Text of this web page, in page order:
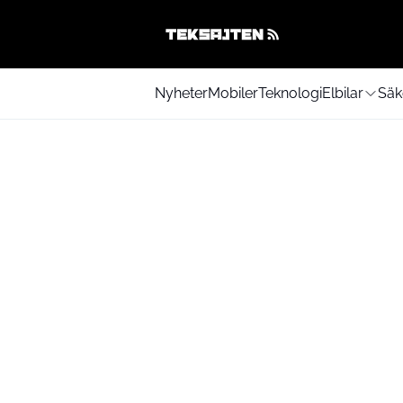
NyheterMobilerTeknologiElbilar